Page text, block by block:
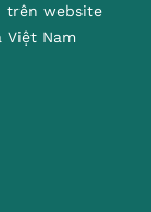
trên website
Việt Nam